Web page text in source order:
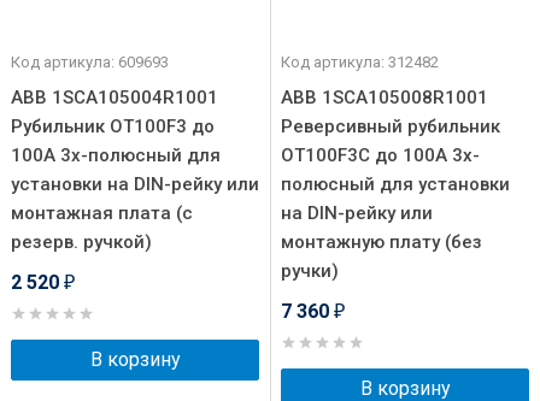
Код артикула: 609693
ABB 1SCA105004R1001
Рубильник OT100F3 до
100А 3х-полюсный для
установки на DIN-рейку или
монтажная плата (с
резерв. ручкой)
2 520 ₽
В корзину
Код артикула: 312482
ABB 1SCA105008R1001
Реверсивный рубильник
OT100F3C до 100А 3х-
полюсный для установки
на DIN-рейку или
монтажную плату (без
ручки)
7 360 ₽
В корзину